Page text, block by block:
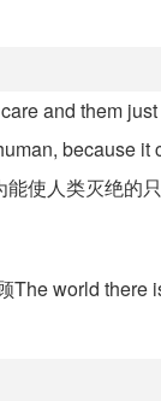
and them
because it
使人类灭绝的只
world there